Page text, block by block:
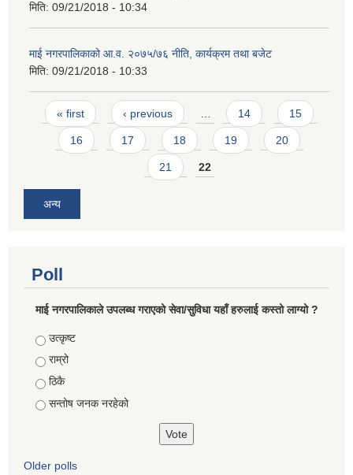
मिति: 09/21/2018 - 10:34
माई नगरपालिकाको आ.व. २०७५/७६ नीति, कार्यक्रम तथा बजेट
मिति: 09/21/2018 - 10:33
Pages
« first ‹ previous … 14 15
16 17 18 19 20
21 22
अन्य
Poll
माई नगरपालिकाले उपलब्ध गराएको सेवा/सुविधा यहाँ हरुलाई कस्तो लाग्यो ?
Choices
उत्कृष्ट
राम्रो
ठिकै
सन्तोष जनक नरहेको
Older polls